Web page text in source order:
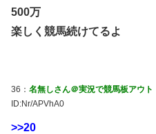
500万
楽しく競馬続けてるよ
36： 名無しさん＠実況で競馬板アウト
ID:Nr/APVhA0
>>20